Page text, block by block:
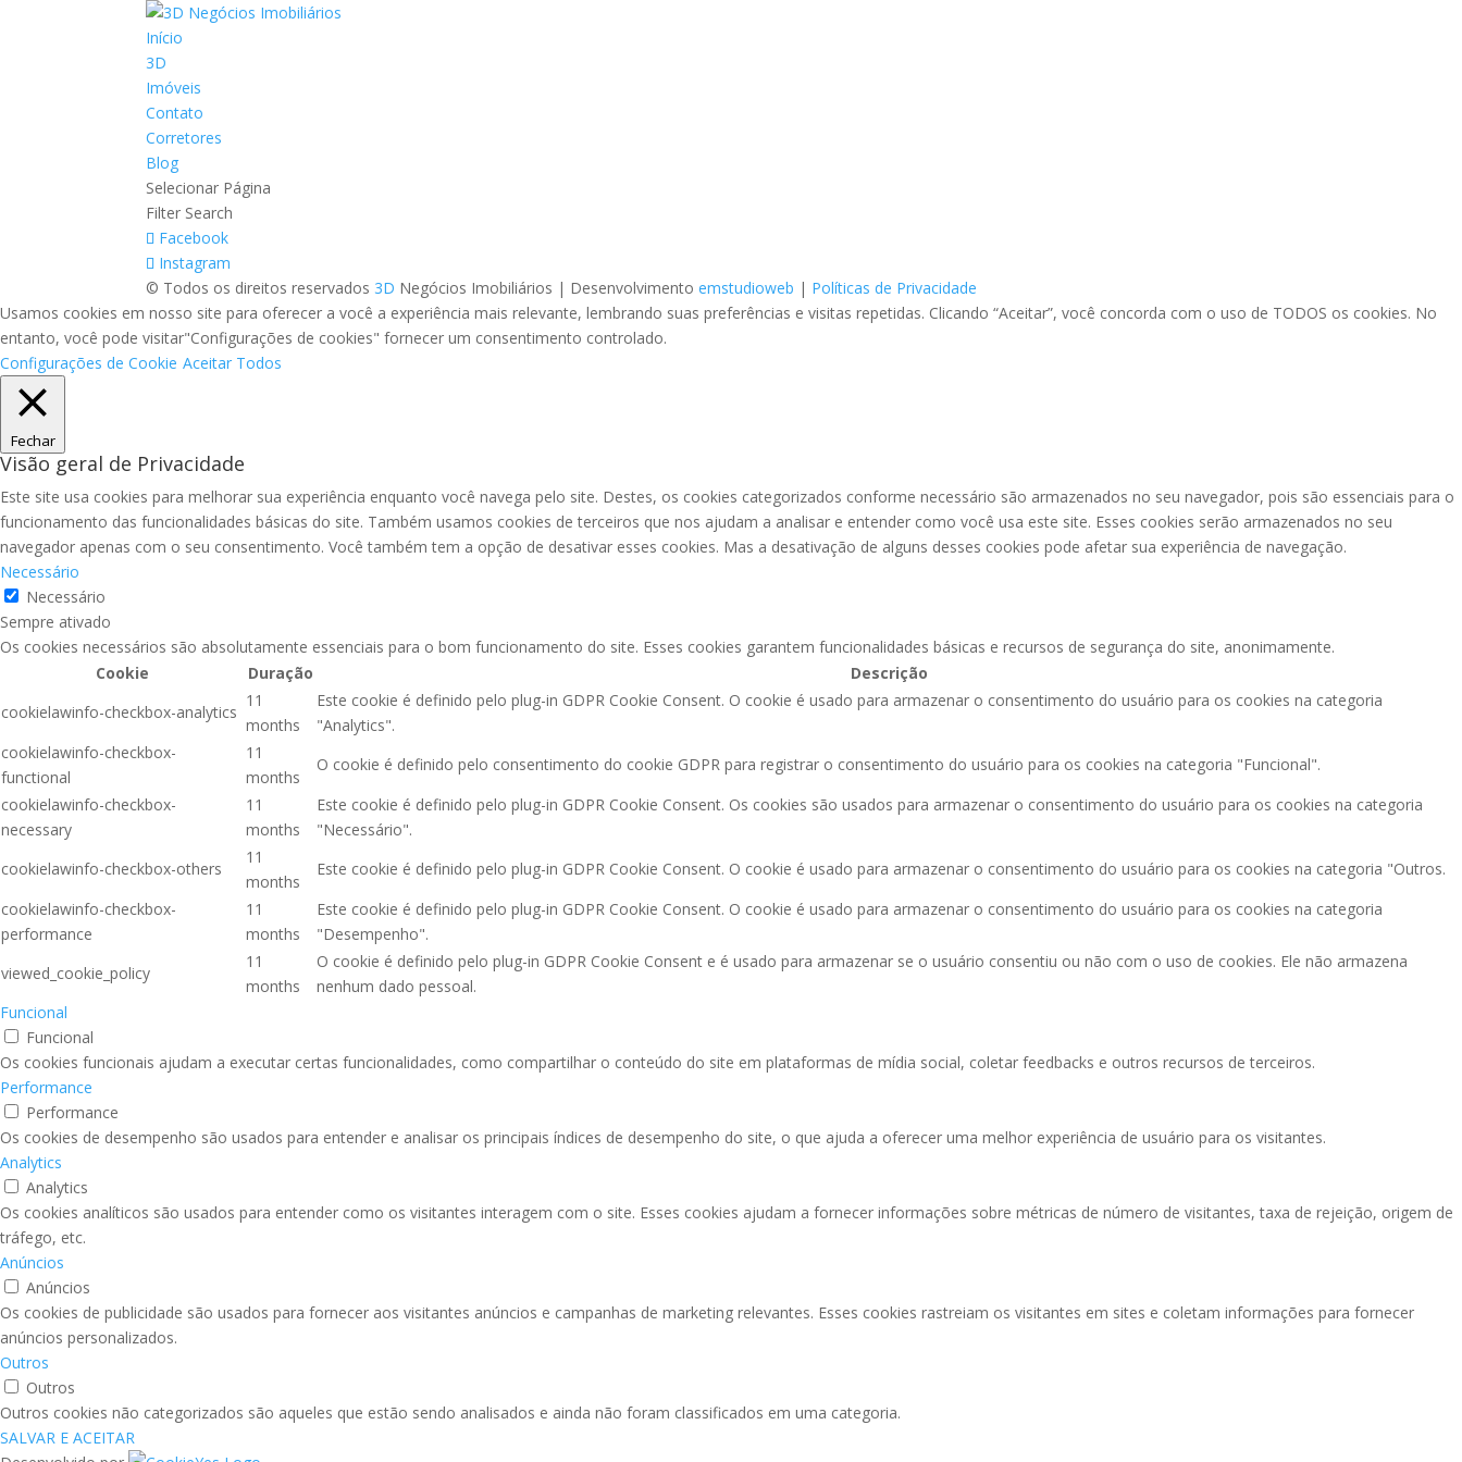
Início
3D
Imóveis
Contato
Corretores
Blog
Selecionar Página
Filter Search
Facebook
Instagram
© Todos os direitos reservados 3D Negócios Imobiliários | Desenvolvimentoemstudioweb | Políticas de Privacidade
Usamos cookies em nosso site para oferecer a você a experiência mais relevante, lembrando suas preferências e visitas repetidas. Clicando “Aceitar”, você concorda com o uso de TODOS os cookies. No
entanto, você pode visitar"Configurações de cookies" fornecer um consentimento controlado.
Configurações de Cookie Aceitar Todos
Fechar
Visão geral de Privacidade
Este site usa cookies para melhorar sua experiência enquanto você navega pelo site. Destes, os cookies categorizados conforme necessário são armazenados no seu navegador, pois são essenciais para o
funcionamento das funcionalidades básicas do site. Também usamos cookies de terceiros que nos ajudam a analisar e entender como você usa este site. Esses cookies serão armazenados no seu
navegador apenas com o seu consentimento. Você também tem a opção de desativar esses cookies. Mas a desativação de alguns desses cookies pode afetar sua experiência de navegação.
Necessário
Necessário
Sempre ativado
Os cookies necessários são absolutamente essenciais para o bom funcionamento do site. Esses cookies garantem funcionalidades básicas e recursos de segurança do site, anonimamente.
Cookie
Duração
Descrição
cookielawinfo-checkbox-analytics
11
months
Este cookie é definido pelo plug-in GDPR Cookie Consent. O cookie é usado para armazenar o consentimento do usuário para os cookies na categoria
"Analytics".
cookielawinfo-checkbox-
functional
11
months
O cookie é definido pelo consentimento do cookie GDPR para registrar o consentimento do usuário para os cookies na categoria "Funcional".
cookielawinfo-checkbox-
necessary
11
months
Este cookie é definido pelo plug-in GDPR Cookie Consent. Os cookies são usados para armazenar o consentimento do usuário para os cookies na categoria
"Necessário".
cookielawinfo-checkbox-others
11
months
Este cookie é definido pelo plug-in GDPR Cookie Consent. O cookie é usado para armazenar o consentimento do usuário para os cookies na categoria "Outros.
cookielawinfo-checkbox-
performance
11
months
Este cookie é definido pelo plug-in GDPR Cookie Consent. O cookie é usado para armazenar o consentimento do usuário para os cookies na categoria
"Desempenho".
viewed_cookie_policy
11
months
O cookie é definido pelo plug-in GDPR Cookie Consent e é usado para armazenar se o usuário consentiu ou não com o uso de cookies. Ele não armazena
nenhum dado pessoal.
Funcional
Funcional
Os cookies funcionais ajudam a executar certas funcionalidades, como compartilhar o conteúdo do site em plataformas de mídia social, coletar feedbacks e outros recursos de terceiros.
Performance
Performance
Os cookies de desempenho são usados para entender e analisar os principais índices de desempenho do site, o que ajuda a oferecer uma melhor experiência de usuário para os visitantes.
Analytics
Analytics
Os cookies analíticos são usados para entender como os visitantes interagem com o site. Esses cookies ajudam a fornecer informações sobre métricas de número de visitantes, taxa de rejeição, origem de
tráfego, etc.
Anúncios
Anúncios
Os cookies de publicidade são usados para fornecer aos visitantes anúncios e campanhas de marketing relevantes. Esses cookies rastreiam os visitantes em sites e coletam informações para fornecer
anúncios personalizados.
Outros
Outros
Outros cookies não categorizados são aqueles que estão sendo analisados e ainda não foram classificados em uma categoria.
SALVAR E ACEITAR